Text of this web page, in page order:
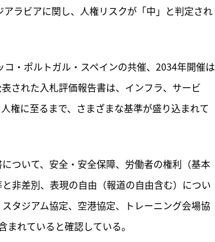
ラビアに関し、人権リスクが「中」と判定され
・ポルトガル・スペインの共催、2034年開催は
された入札評価報告書は、インフラ、サービ
権に至るまで、さまざまな基準が盛り込まれて
ついて、安全・安全保障、労働者の権利（基本
非差別、表現の自由（報道の自由含む）につい
タジアム協定、空港協定、トレーニング会場協
れていると確認している。